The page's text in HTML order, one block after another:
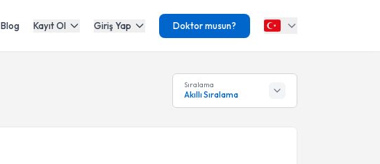
Blog Kayıt Ol Giriş Yap Doktor musun?
Sıralama
Akıllı Sıralama